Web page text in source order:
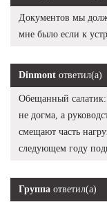
Документов мы
мне было если к
Dinmont ответил(а)
Обещанный
не догма, а
смещают часть
следующем году
Группа ответил(а)